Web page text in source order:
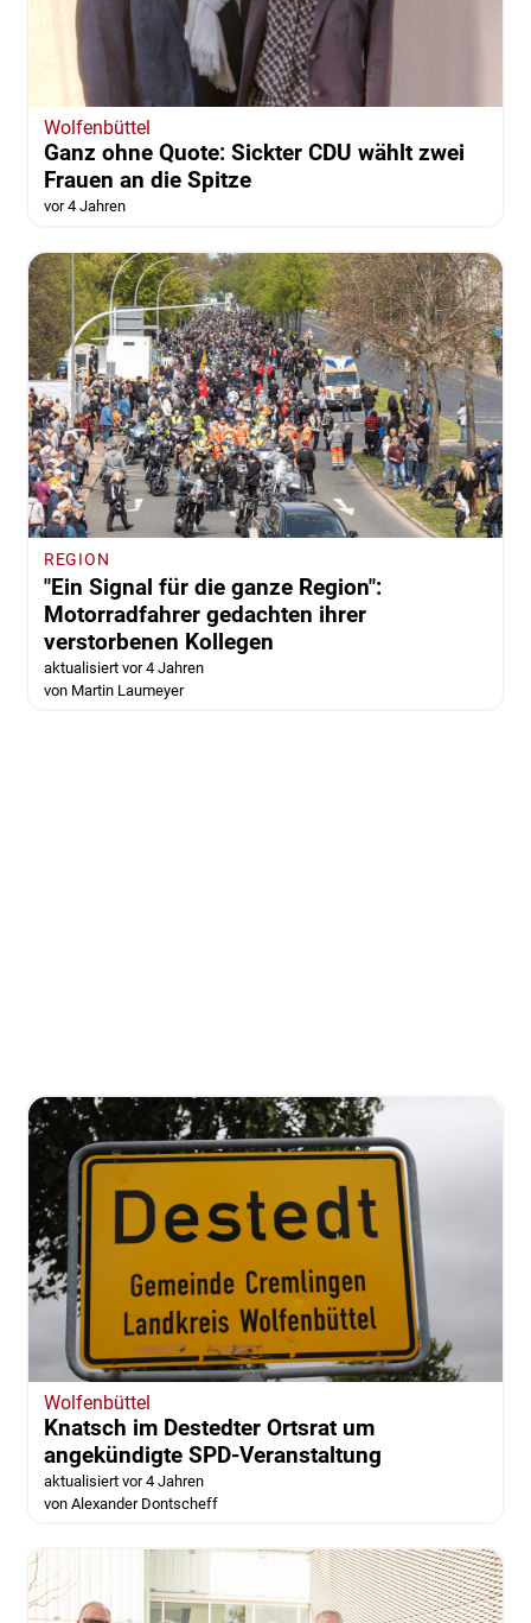
Wolfenbüttel
Ganz ohne Quote: Sickter CDU wählt zwei
Frauen an die Spitze
vor 4 Jahren
REGION
"Ein Signal für die ganze Region":
Motorradfahrer gedachten ihrer
verstorbenen Kollegen
aktualisiert vor 4 Jahren
von Martin Laumeyer
Wolfenbüttel
Knatsch im Destedter Ortsrat um
angekündigte SPD-Veranstaltung
aktualisiert vor 4 Jahren
von Alexander Dontscheff